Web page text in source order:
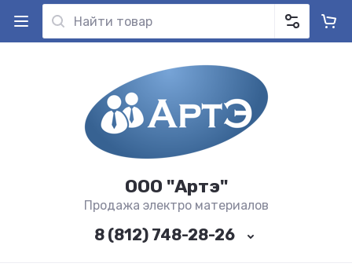
ООО "Артэ"
Продажа электро материалов
8 (812) 748-28-26